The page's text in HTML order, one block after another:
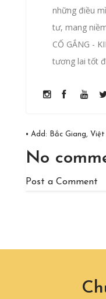
những điều
tư, mang
CỐ GẮNG -
tương lai tốt
• Add: Bắc Giang,
No
Post a Comment